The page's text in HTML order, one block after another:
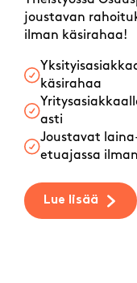
joustavan
ilman käsirahaa!
käsirahaa
asti
Joustavat
etuajassa
Lue lisää